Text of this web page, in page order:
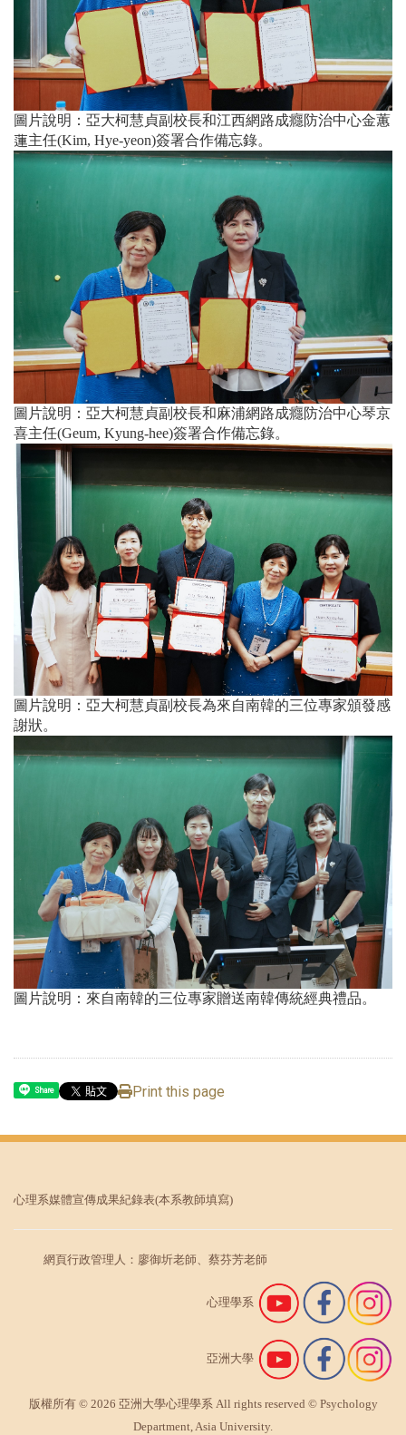
圖片說明：亞大柯慧貞副校長和江西網路成癮防治中心金蕙
蓮主任(Kim, Hye-yeon)簽署合作備忘錄。
圖片說明：亞大柯慧貞副校長和麻浦網路成癮防治中心琴京
喜主任(Geum, Kyung-hee)簽署合作備忘錄。
圖片說明：亞大柯慧貞副校長為來自南韓的三位專家頒發感
謝狀。
圖片說明：來自南韓的三位專家贈送南韓傳統經典禮品。
Share Print this page
心理系媒體宣傳成果紀錄表(本系教師填寫)
網頁行政管理人：廖御圻老師、蔡芬芳老師
心理學系
亞洲大學
版權所有 © 2026 亞洲大學心理學系 All rights reserved © Psychology
Department, Asia University.